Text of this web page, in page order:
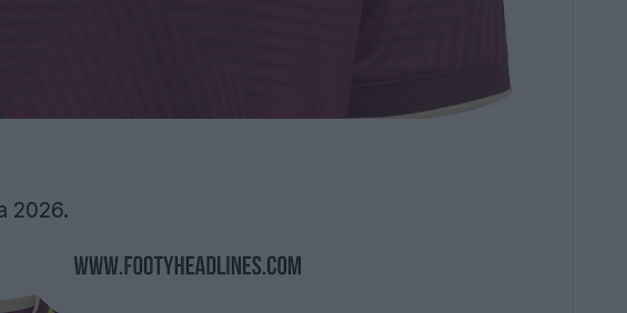
2026.